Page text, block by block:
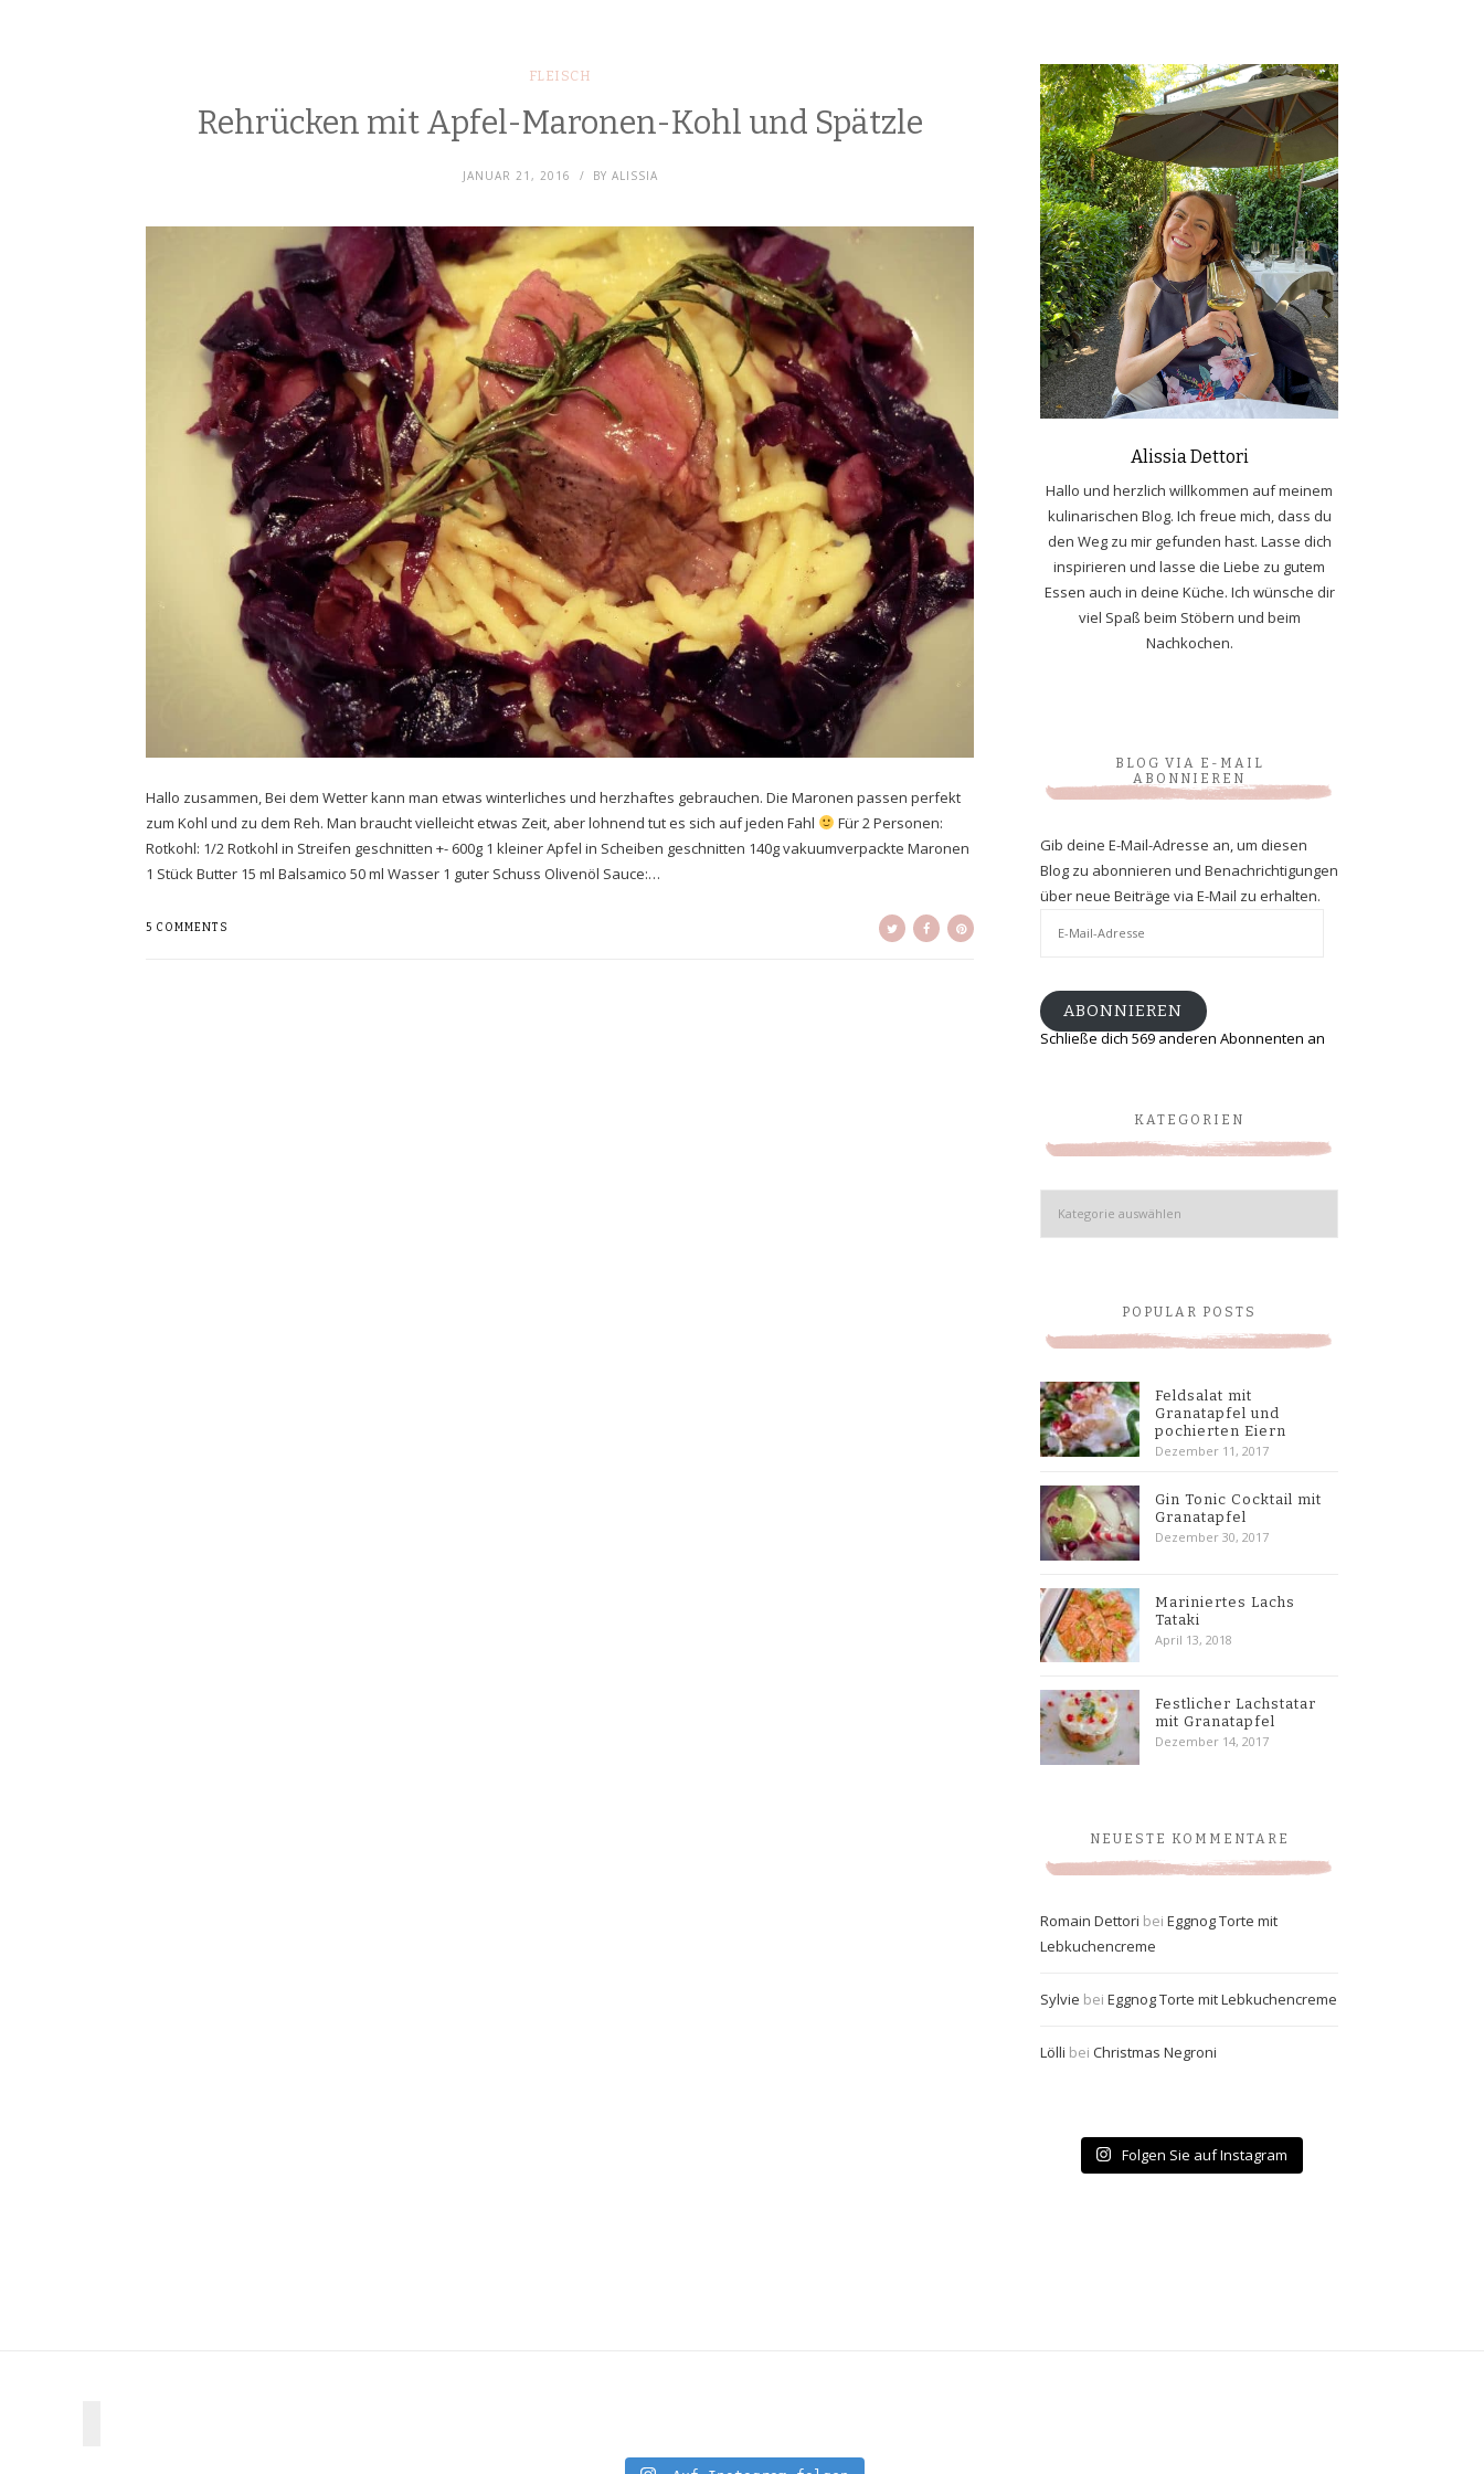
FLEISCH
Rehrücken mit Apfel-Maronen-Kohl und Spätzle
JANUAR 21, 2016 BY ALISSIA
Hallo zusammen, Bei dem Wetter kann man etwas winterliches und herzhaftes gebrauchen. Die Maronen passen perfekt
zum Kohl und zu dem Reh. Man braucht vielleicht etwas Zeit, aber lohnend tut es sich auf jeden Fahl
Für 2 Personen:
Rotkohl: 1/2 Rotkohl in Streifen geschnitten +- 600g 1 kleiner Apfel in Scheiben geschnitten 140g vakuumverpackte Maronen
1 Stück Butter 15 ml Balsamico 50 ml Wasser 1 guter Schuss Olivenöl Sauce:…
5 COMMENTS
Alissia Dettori
Hallo und herzlich willkommen auf meinem
kulinarischen Blog. Ich freue mich, dass du
den Weg zu mir gefunden hast. Lasse dich
inspirieren und lasse die Liebe zu gutem
Essen auch in deine Küche. Ich wünsche dir
viel Spaß beim Stöbern und beim
Nachkochen.
BLOG VIA E-MAIL
ABONNIEREN
Gib deine E-Mail-Adresse an, um diesen
Blog zu abonnieren und Benachrichtigungen
über neue Beiträge via E-Mail zu erhalten.
ABONNIEREN
Schließe dich 569 anderen Abonnenten an
KATEGORIEN
Kategorien
POPULAR POSTS
Feldsalat mit
Granatapfel und
pochierten Eiern
Dezember 11, 2017
Gin Tonic Cocktail mit
Granatapfel
Dezember 30, 2017
Mariniertes Lachs
Tataki
April 13, 2018
Festlicher Lachstatar
mit Granatapfel
Dezember 14, 2017
NEUESTE KOMMENTARE
Romain Dettori bei Eggnog Torte mit
Lebkuchencreme
Sylvie bei Eggnog Torte mit Lebkuchencreme
Lölli bei Christmas Negroni
Folgen Sie auf Instagram